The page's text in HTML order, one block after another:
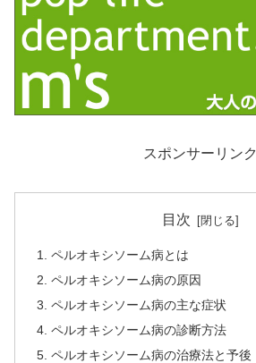
スポンサーリンク
目次
ペルオキシソーム病とは
ペルオキシソーム病の原因
ペルオキシソーム病の主な症状
ペルオキシソーム病の診断方法
ペルオキシソーム病の治療法と予後